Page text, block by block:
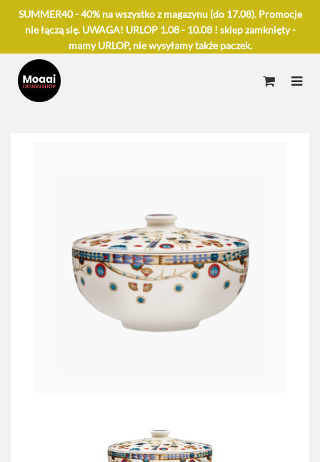
SUMMER40 - 40% na wszystko z magazynu (do 17.08). Promocje
nie łączą się. UWAGA! URLOP 1.08 - 10.08 ! sklep zamknięty -
mamy URLOP, nie wysyłamy także paczek.